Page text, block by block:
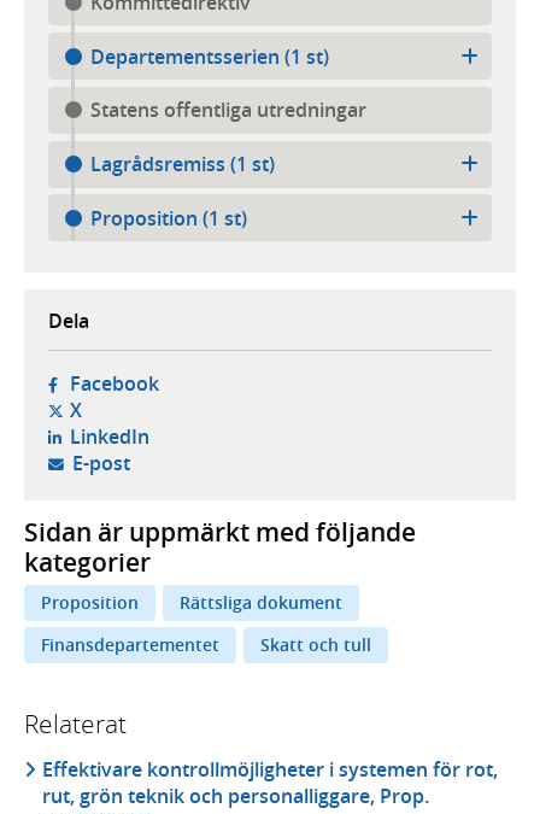
Departementsserien (1 st)
Statens offentliga utredningar
Lagrådsremiss (1 st)
Proposition (1 st)
Dela
Facebook- öppnas i ny flik, extern webbplats,
X- öppnas i ny flik, extern webbplats,
LinkedIn- öppnas i ny flik, extern webbplats,
E-post- öppnar din e-postklient,
Sidan är uppmärkt med följande
kategorier
Proposition
Rättsliga dokument
Finansdepartementet
Skatt och tull
Relaterat
Effektivare kontrollmöjligheter i systemen för rot,
rut, grön teknik och personalliggare, Prop.